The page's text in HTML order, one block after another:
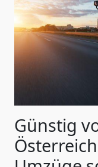
Günstig
Österreich